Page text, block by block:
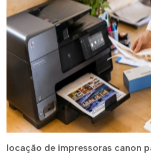
locação de impressoras canon